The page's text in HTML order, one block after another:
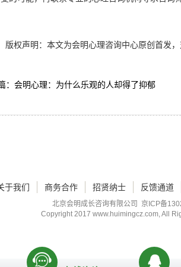
版权声明：本文为会明心理咨询中心原创首发
：会明心理：为什么乐观的人却得了抑郁
于我们 商务合作 招贤纳士 反馈通道
北京会明成长咨询有限公司 京ICP备
Copyright 2017 www.huimingcz.com, All